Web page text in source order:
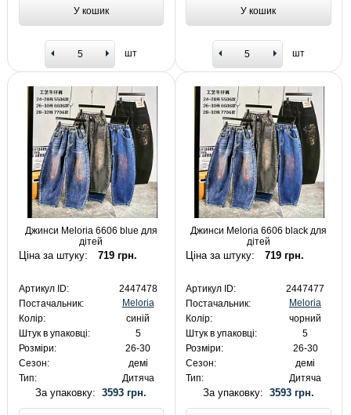
У кошик
шт
У кошик
шт
Джинси Meloria 6606 blue для
дітей
Ціна за штуку: 719 грн.
Артикул ID:
2447478
Постачальник:
Meloria
Колір:
синій
Штук в упаковці:
5
Розміри:
26-30
Сезон:
демі
Тип:
Дитяча
За упаковку:3593 грн.
Джинси Meloria 6606 black для
дітей
Ціна за штуку: 719 грн.
Артикул ID:
2447477
Постачальник:
Meloria
Колір:
чорний
Штук в упаковці:
5
Розміри:
26-30
Сезон:
демі
Тип:
Дитяча
За упаковку: 3593 грн.